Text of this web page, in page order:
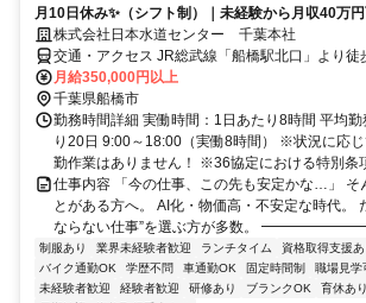
月10日休み✨（シフト制）｜未経験から月収40万
株式会社日本水道センター 千葉本社
交通・アクセス JR総武線「船橋駅北口」より徒
(通勤利用可/ガソリン代は会社負担)、マイカー・
帰OK！
月給350,000円以上
千葉県船橋市
勤務時間詳細 実働時間：1日あたり8時間 平均
り20日 9:00～18:00（実働8時間） ※状況に応
勤作業はありません！ ※36協定における特別条
仕事内容 「今の仕事、この先も安定かな…」 そ
とがある方へ。 AI化・物価高・不安定な時代。
ならない仕事”を選ぶ方が多数。
制服あり 業界未経験者歓迎 ランチタイム 資格取得支援あ
バイク通勤OK
学歴不問 車通勤OK 固定時間制 職場見学
未経験者歓迎
経験者歓迎 研修あり ブランクOK 育休あり